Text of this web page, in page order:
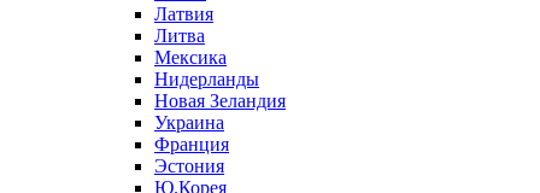
Латвия
Литва
Мексика
Нидерланды
Новая Зеландия
Украина
Франция
Эстония
Ю.Корея